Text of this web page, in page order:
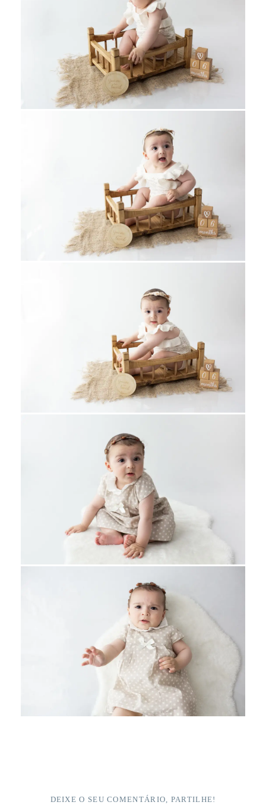
DEIXE O SEU COMENTÁRIO, PARTILHE!